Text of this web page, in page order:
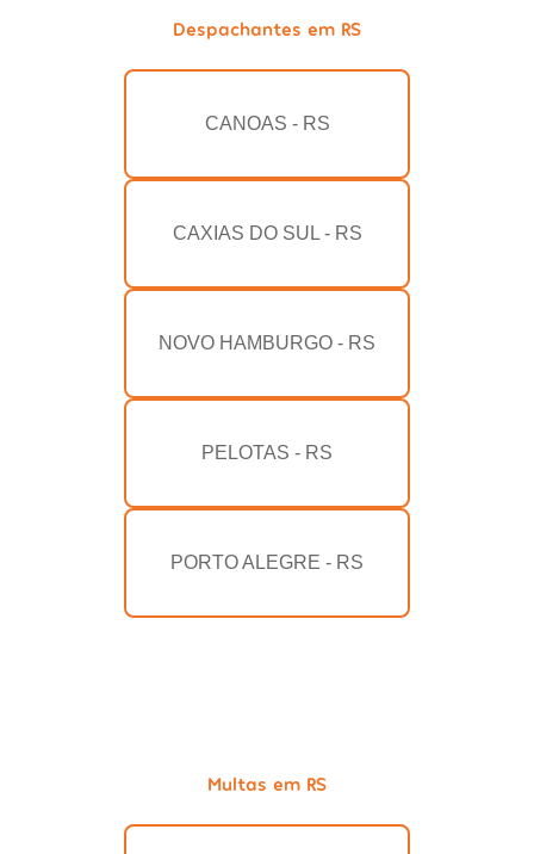
Despachantes em RS
CANOAS - RS
CAXIAS DO SUL - RS
NOVO HAMBURGO - RS
PELOTAS - RS
PORTO ALEGRE - RS
Multas em RS